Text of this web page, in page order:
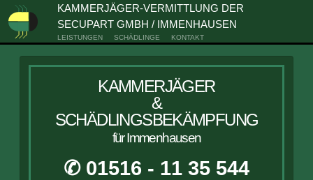
KAMMERJÄGER-VERMITTLUNG DER
SECUPART GMBH / IMMENHAUSEN
LEISTUNGEN SCHÄDLINGE KONTAKT
KAMMERJÄGER
&
SCHÄDLINGSBEKÄMPFUNG
für Immenhausen
✆ 01516 - 11 35 544